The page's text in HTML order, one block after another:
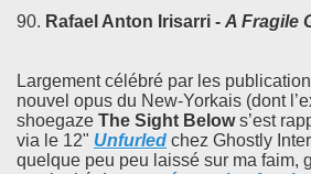
90. Rafael Anton Irisarri - A Fragile
Largement célébré par les
nouvel opus du New-Yorkais (dont
shoegaze The Sight Belows’est
via le 12" Unfurled chez Ghostly
quelque peu peu laissé sur ma faim,